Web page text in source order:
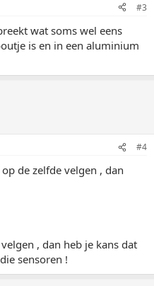
#3
wat soms wel eens
is en in een aluminium
#4
de zelfde velgen , dan
, dan heb je kans dat
sensoren !